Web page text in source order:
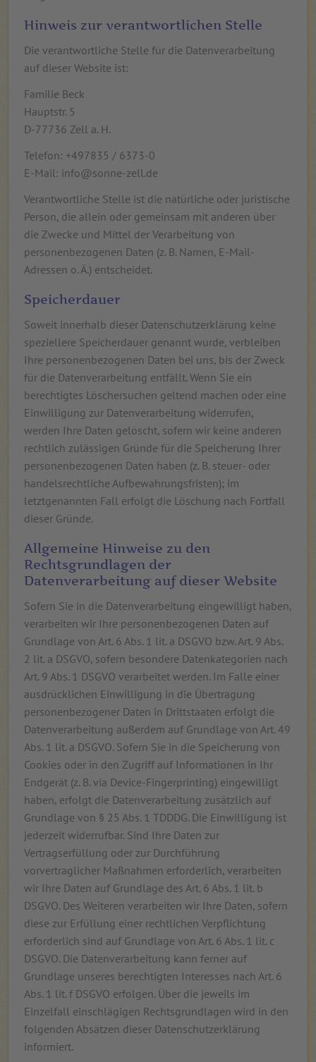
Hinweis zur verantwortlichen Stelle
Die verantwortliche Stelle für die Datenverarbeitung
auf dieser Website ist:
Familie Beck
Hauptstr. 5
D-77736 Zell a. H.
Telefon: +497835 / 6373-0
E-Mail: info@sonne-zell.de
Verantwortliche Stelle ist die natürliche oder juristische
Person, die allein oder gemeinsam mit anderen über
die Zwecke und Mittel der Verarbeitung von
personenbezogenen Daten (z. B. Namen, E-Mail-
Adressen o. Ä.) entscheidet.
Speicherdauer
Soweit innerhalb dieser Datenschutzerklärung keine
speziellere Speicherdauer genannt wurde, verbleiben
Ihre personenbezogenen Daten bei uns, bis der Zweck
für die Datenverarbeitung entfällt. Wenn Sie ein
berechtigtes Löschersuchen geltend machen oder eine
Einwilligung zur Datenverarbeitung widerrufen,
werden Ihre Daten gelöscht, sofern wir keine anderen
rechtlich zulässigen Gründe für die Speicherung Ihrer
personenbezogenen Daten haben (z. B. steuer- oder
handelsrechtliche Aufbewahrungsfristen); im
letztgenannten Fall erfolgt die Löschung nach Fortfall
dieser Gründe.
Allgemeine Hinweise zu den
Rechtsgrundlagen der
Datenverarbeitung auf dieser Website
Sofern Sie in die Datenverarbeitung eingewilligt haben,
verarbeiten wir Ihre personenbezogenen Daten auf
Grundlage von Art. 6 Abs. 1 lit. a DSGVO bzw. Art. 9 Abs.
2 lit. a DSGVO, sofern besondere Datenkategorien nach
Art. 9 Abs. 1 DSGVO verarbeitet werden. Im Falle einer
ausdrücklichen Einwilligung in die Übertragung
personenbezogener Daten in Drittstaaten erfolgt die
Datenverarbeitung außerdem auf Grundlage von Art. 49
Abs. 1 lit. a DSGVO. Sofern Sie in die Speicherung von
Cookies oder in den Zugriff auf Informationen in Ihr
Endgerät (z. B. via Device-Fingerprinting) eingewilligt
haben, erfolgt die Datenverarbeitung zusätzlich auf
Grundlage von § 25 Abs. 1 TDDDG. Die Einwilligung ist
jederzeit widerrufbar. Sind Ihre Daten zur
Vertragserfüllung oder zur Durchführung
vorvertraglicher Maßnahmen erforderlich, verarbeiten
wir Ihre Daten auf Grundlage des Art. 6 Abs. 1 lit. b
DSGVO. Des Weiteren verarbeiten wir Ihre Daten, sofern
diese zur Erfüllung einer rechtlichen Verpflichtung
erforderlich sind auf Grundlage von Art. 6 Abs. 1 lit. c
DSGVO. Die Datenverarbeitung kann ferner auf
Grundlage unseres berechtigten Interesses nach Art. 6
Abs. 1 lit. f DSGVO erfolgen. Über die jeweils im
Einzelfall einschlägigen Rechtsgrundlagen wird in den
folgenden Absätzen dieser Datenschutzerklärung
informiert.